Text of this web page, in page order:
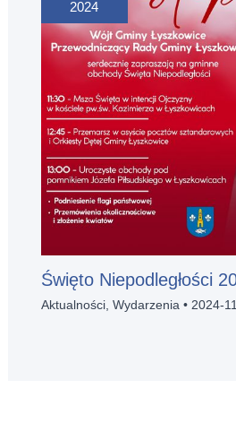
2024
Święto Niepodległości
Aktualności, Wydarzenia• 2024-